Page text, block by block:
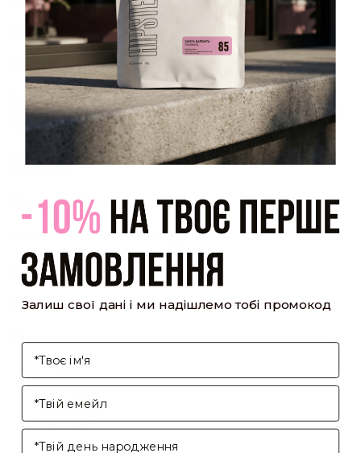
Закрити
Акаунт створено
Ви зареєструвалися на сайті Hipster.coffeeroasters і вже
можете користуватися особистим кабінетом, щоб отримувати
знижки та відстежувати історію замовлень!
мій профіль
Оптовий прайс
[cf7form cf7key="wholesale-popup"]
Обсмажування кави
[cf7form cf7key="roasting-popup"]
Умови доставки та оплати
Залиш свої дані і ми надішлемо тобі промокод
І'мя
Enter your email address
Birthday